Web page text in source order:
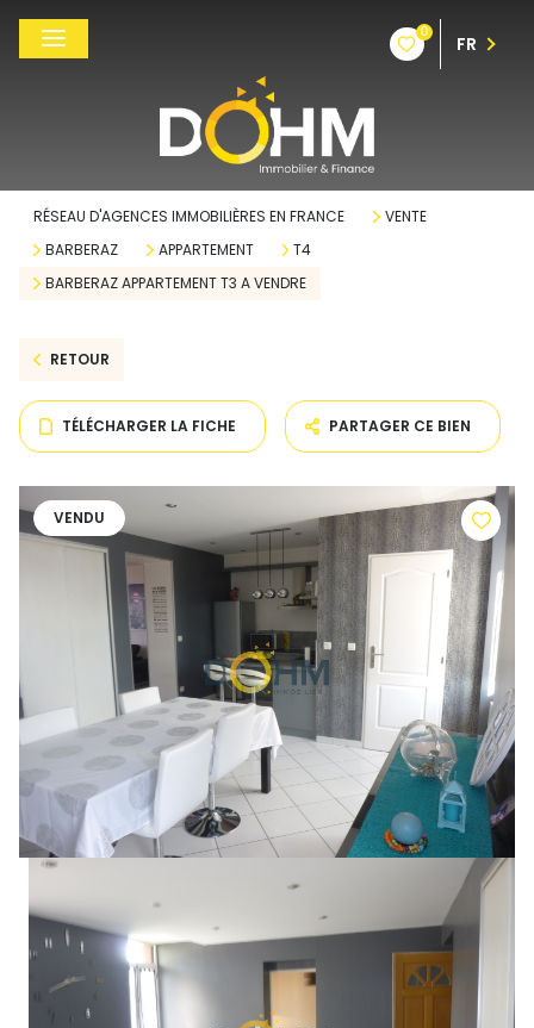
0
FR
RÉSEAU D'AGENCES IMMOBILIÈRES EN FRANCE
VENTE
BARBERAZ
APPARTEMENT
T4
BARBERAZ APPARTEMENT T3 A VENDRE
RETOUR
TÉLÉCHARGER LA FICHE PARTAGER CE BIEN
VENDU